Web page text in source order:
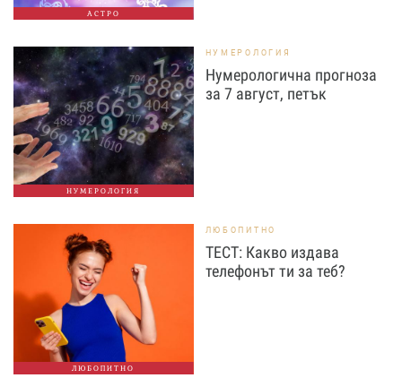
АСТРО
НУМЕРОЛОГИЯ
НУМЕРОЛОГИЯ
Нумерологична прогноза
за 7 август, петък
ЛЮБОПИТНО
ЛЮБОПИТНО
ТЕСТ: Какво издава
телефонът ти за теб?